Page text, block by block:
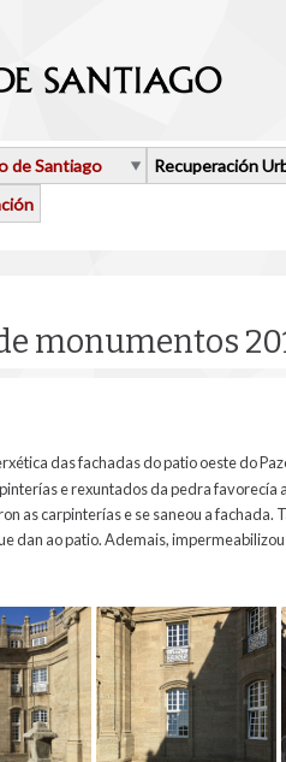
de Santiago
Recuperación
monumentos
das fachadas do patio oeste do
e rexuntados da pedra
as carpinterías e se saneou a fachada.
dan ao patio. Ademais,